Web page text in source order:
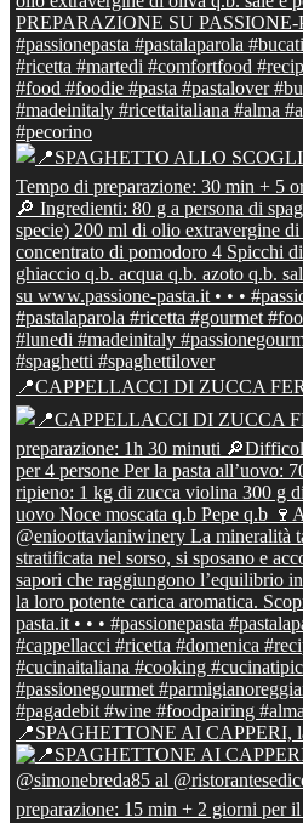
📍CAPPELLACCI DI ZUCCA
📍SPAGHETTONE AI CAPPERI,